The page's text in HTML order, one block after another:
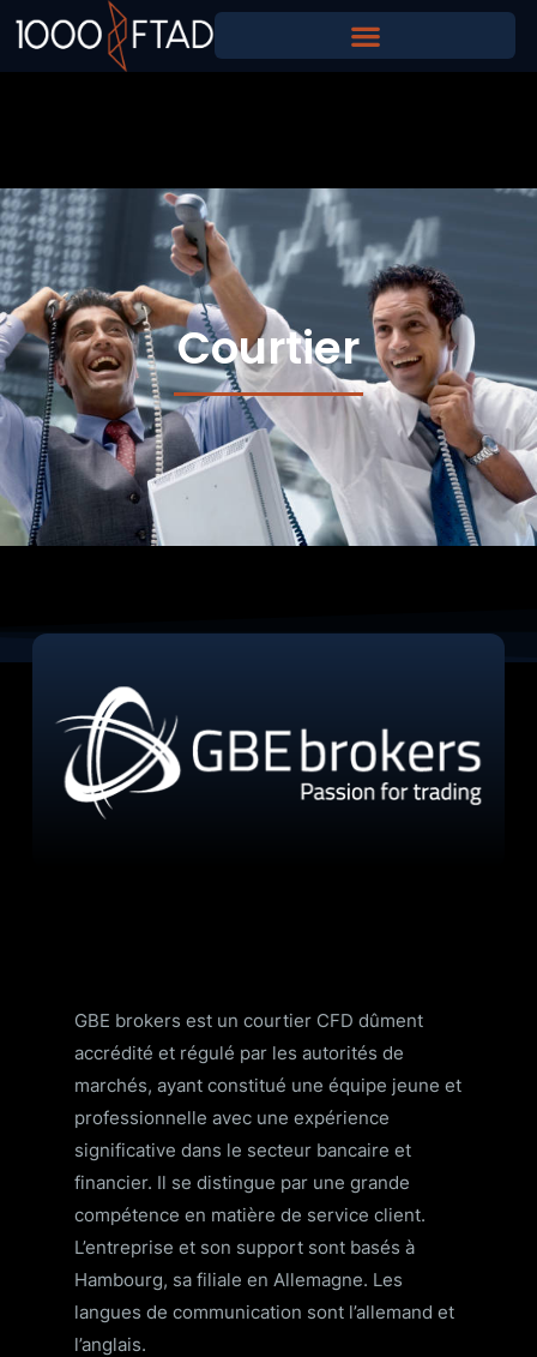
Courtier
GBE brokers est un courtier CFD dûment
accrédité et régulé par les autorités de
marchés, ayant constitué une équipe jeune et
professionnelle avec une expérience
significative dans le secteur bancaire et
financier. Il se distingue par une grande
compétence en matière de service client.
L’entreprise et son support sont basés à
Hambourg, sa filiale en Allemagne. Les
langues de communication sont l’allemand et
l’anglais.